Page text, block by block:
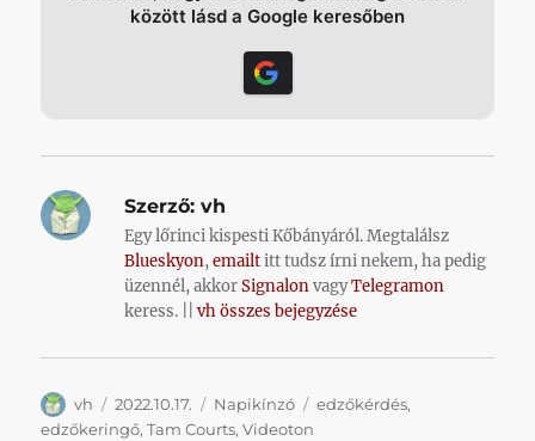
között lásd a Google keresőben
Szerző: vh
Egy lőrinci kispesti Kőbányáról. Megtalálsz
Blueskyon,emailtitt tudsz írni nekem, ha pedig
üzennél, akkorSignalonvagyTelegramon
keress. ||vh összes bejegyzése
Szerző
vh Közzétéve
2022.10.17. Kategória
Napikínzó Címke
edzőkérdés,
edzőkeringő,Tam Courts,Videoton